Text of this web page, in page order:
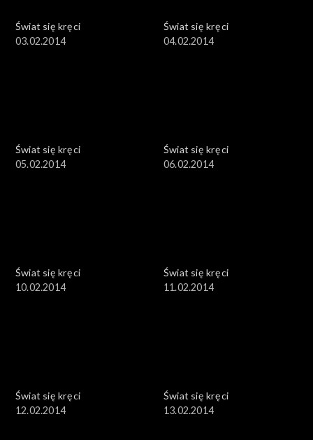
Świat się kręci
03.02.2014
Świat się kręci
04.02.2014
Świat się kręci
05.02.2014
Świat się kręci
06.02.2014
Świat się kręci
10.02.2014
Świat się kręci
11.02.2014
Świat się kręci
12.02.2014
Świat się kręci
13.02.2014